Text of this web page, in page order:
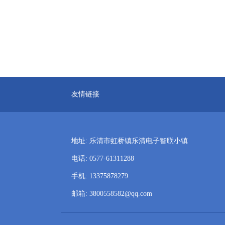
友情链接
地址: 乐清市虹桥镇乐清电子智联小镇
电话: 0577-61311288
手机: 13375878279
邮箱: 3800558582@qq.com